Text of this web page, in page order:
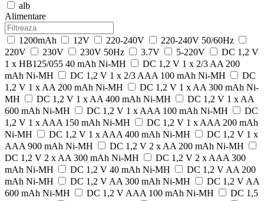
alb
Alimentare
1200mAh 12V 220-240V
220-240V 50/60Hz
220V
230V 230V 50Hz 3.7V 5-220V
DC 1,2 V
1 x HB125/055 40 mAh Ni-MH
DC 1,2 V 1 x 2/3 AA 200
mAh Ni-MH
DC 1,2 V 1 x 2/3 AAA 100 mAh Ni-MH
DC
1,2 V 1 x AA 200 mAh Ni-MH
DC 1,2 V 1 x AA 300 mAh Ni-
MH
DC 1,2 V 1 x AA 400 mAh Ni-MH
DC 1,2 V 1 x AA
600 mAh Ni-MH
DC 1,2 V 1 x AAA 100 mAh Ni-MH
DC
1,2 V 1 x AAA 150 mAh Ni-MH
DC 1,2 V 1 x AAA 200 mAh
Ni-MH
DC 1,2 V 1 x AAA 400 mAh Ni-MH
DC 1,2 V 1 x
AAA 900 mAh Ni-MH
DC 1,2 V 2 x AA 200 mAh Ni-MH
DC 1,2 V 2 x AA 300 mAh Ni-MH
DC 1,2 V 2 x AAA 300
mAh Ni-MH
DC 1,2 V 40 mAh Ni-MH
DC 1,2 V AA 200
mAh Ni-MH
DC 1,2 V AA 300 mAh Ni-MH
DC 1,2 V AA
600 mAh Ni-MH
DC 1,2 V AAA 100 mAh Ni-MH
DC 1,5